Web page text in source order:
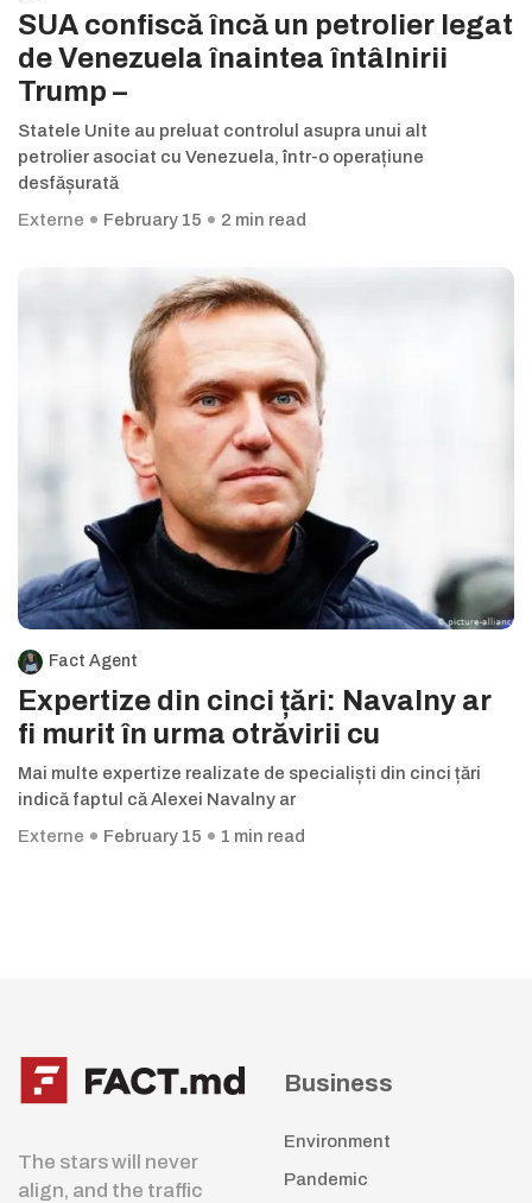
SUA confiscă încă un petrolier legat
de Venezuela înaintea întâlnirii
Trump –
Statele Unite au preluat controlul asupra unui alt
petrolier asociat cu Venezuela, într-o operațiune
desfășurată
Externe
February 15 2 min read
Fact Agent
Expertize din cinci țări: Navalny ar
fi murit în urma otrăvirii cu
Mai multe expertize realizate de specialiști din cinci țări
indică faptul că Alexei Navalny ar
Externe
February 15 1 min read
The stars will never
align, and the traffic
Business
Environment
Pandemic